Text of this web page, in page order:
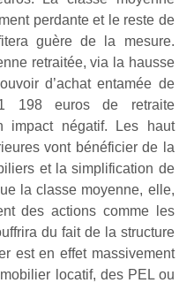
perdante et le reste de
guère de la mesure.
retraitée, via la hausse
d’achat entamée de
198 euros de retraite
impact négatif. Les haut
vont bénéficier de la
et la simplification de
la classe moyenne, elle,
des actions comme les
du fait de la structure
est en effet massivement
locatif, des PEL ou